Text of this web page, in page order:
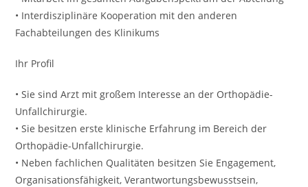
• Interdisziplinäre Kooperation mit den anderen
Fachabteilungen des Klinikums
Ihr Profil
• Sie sind Arzt mit großem Interesse an der Orthopädie-
Unfallchirurgie.
• Sie besitzen erste klinische Erfahrung im Bereich der
Orthopädie-Unfallchirurgie.
• Neben fachlichen Qualitäten besitzen Sie Engagement,
Organisationsfähigkeit, Verantwortungsbewusstsein,